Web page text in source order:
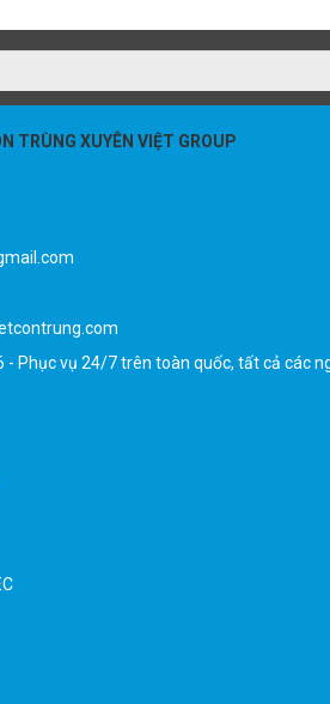
TRÙNG XUYÊN VIỆT GROUP
- Phục vụ 24/7 trên toàn quốc, tất cả các